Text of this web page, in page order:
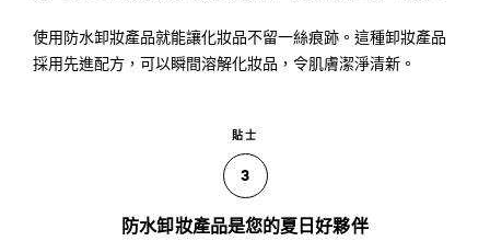
使用防水卸妝產品就能讓化妝品不留一絲痕跡。這種卸妝產品
採用先進配方，可以瞬間溶解化妝品，令肌膚潔淨清新。
貼士
3
防水卸妝產品是您的夏日好夥伴